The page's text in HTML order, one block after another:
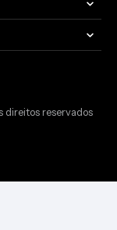
direitos reservados